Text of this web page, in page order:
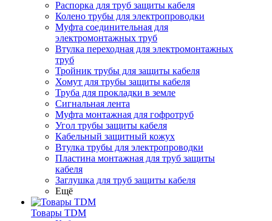
Распорка для труб защиты кабеля
Колено трубы для электропроводки
Муфта соединительная для
электромонтажных труб
Втулка переходная для электромонтажных
труб
Тройник трубы для защиты кабеля
Хомут для трубы защиты кабеля
Труба для прокладки в земле
Сигнальная лента
Муфта монтажная для гофротруб
Угол трубы защиты кабеля
Кабельный защитный кожух
Втулка трубы для электропроводки
Пластина монтажная для труб защиты
кабеля
Заглушка для труб защиты кабеля
Ещё
Товары TDM